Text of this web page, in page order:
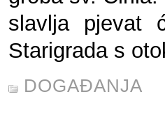
slavlja pjevat
Starigrada s
DOGAĐANJA